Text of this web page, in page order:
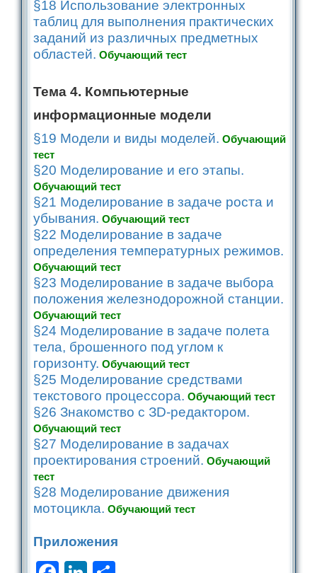
§18 Использование электронных
таблиц для выполнения практических
заданий из различных предметных
областей. Обучающий тест
Тема 4. Компьютерные
информационные модели
§19 Модели и виды моделей. Обучающий
тест
§20 Моделирование и его этапы.
Обучающий тест
§21 Моделирование в задаче роста и
убывания. Обучающий тест
§22 Моделирование в задаче
определения температурных режимов.
Обучающий тест
§23 Моделирование в задаче выбора
положения железнодорожной станции.
Обучающий тест
§24 Моделирование в задаче полета
тела, брошенного под углом к
горизонту. Обучающий тест
§25 Моделирование средствами
текстового процессора. Обучающий тест
§26 Знакомство с ЗD-редактором.
Обучающий тест
§27 Моделирование в задачах
проектирования строений. Обучающий
тест
§28 Моделирование движения
мотоцикла. Обучающий тест
Приложения